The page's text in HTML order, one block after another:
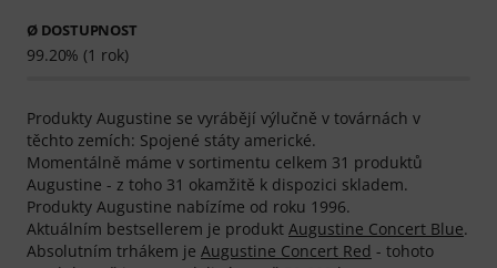
Ø DOSTUPNOST
99.20% (1 rok)
Produkty Augustine se vyrábějí výlučně v továrnách v
těchto zemích: Spojené státy americké.
Momentálně máme v sortimentu celkem 31 produktů
Augustine - z toho 31 okamžitě k dispozici skladem.
Produkty Augustine nabízíme od roku 1996.
Aktuálním bestsellerem je produkt Augustine Concert Blue.
Absolutním trhákem je Augustine Concert Red - tohoto